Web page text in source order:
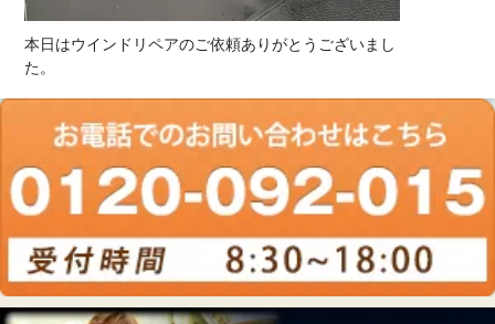
本日はウインドリペアのご依頼ありがとうございまし
た。